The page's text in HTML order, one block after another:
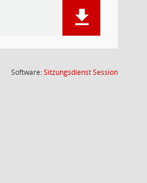
Software:SitzungsdienstSession(Wird in